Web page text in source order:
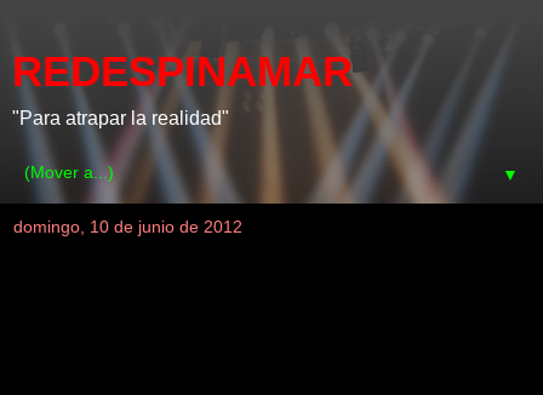
REDESPINAMAR
"Para atrapar la realidad"
▼
domingo, 10 de junio de 2012